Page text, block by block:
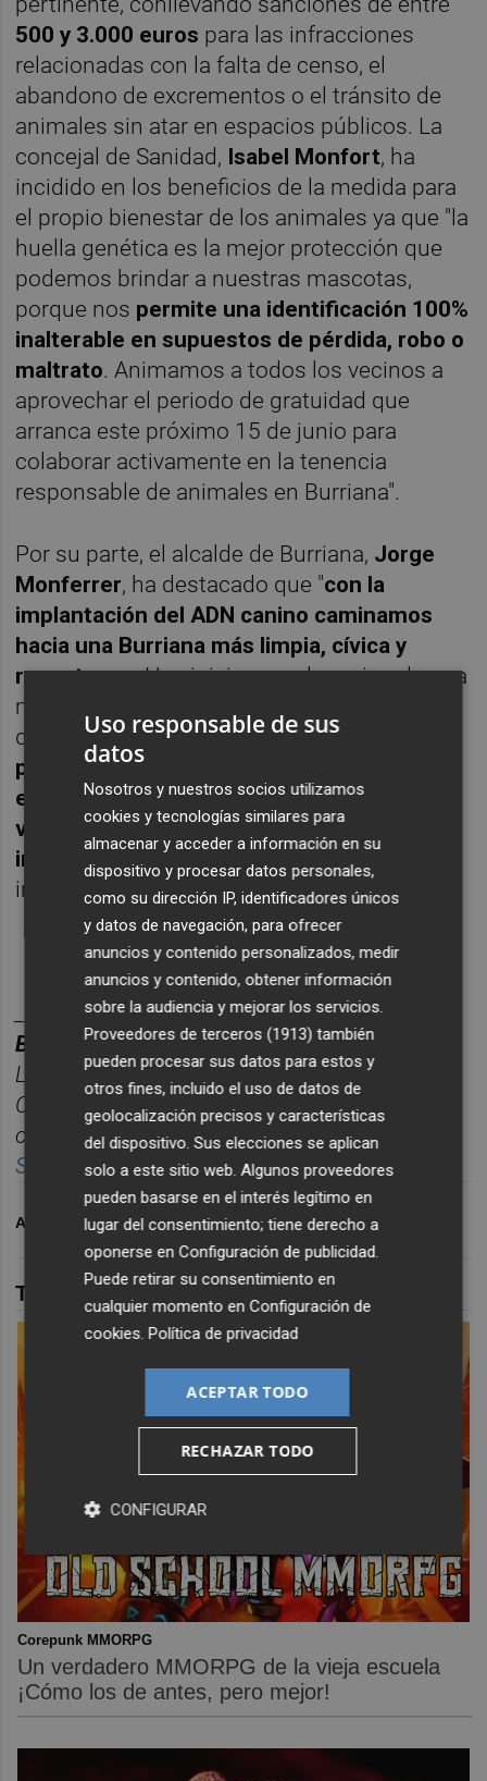
500 y 3.000 euros para las infracciones
relacionadas con la falta de censo, el
abandono de excrementos o el tránsito de
animales sin atar en espacios públicos. La
concejal de Sanidad, Isabel Monfort, ha
incidido en los beneficios de la medida para
el propio bienestar de los animales ya que "la
huella genética es la mejor protección que
podemos brindar a nuestras mascotas,
porque nos permite una identificación 100%
inalterable en supuestos de pérdida, robo o
maltrato. Animamos a todos los vecinos a
aprovechar el periodo de gratuidad que
arranca este próximo 15 de junio para
colaborar activamente en la tenencia
responsable de animales en Burriana".
Por su parte, el alcalde de Burriana, Jorge
Monferrer, ha destacado que "con la
implantación del ADN canino caminamos
hacia una Burriana más limpia, cívica y
respetuosa. Hoy iniciamos el camino de una
medida que asegura que todos podamos
disfrutar de unosespacios públicos en
perfectas condiciones y libres de
excrementos porque esta herramienta nos
va a permitir erradicar las conductas
incívicas
de unos pocos para lograr tener la
imagen de Burriana que todos queremos".
________
BOLET ÍNTITULARESCASTELLÓNPLAZA.
Las noticias más relevantes del día en
Castelló
, reunidas cada ma
ñana en un solo
correo para empezar el día informado.
Suscr
betegratis alboletín aquí.
ARCHIVADO EN BURRIANA ANIMALES
TAMBIÉN TE PUEDE INTERESAR
Corepunk MMORPG
Un verdadero MMORPG de la vieja escuela
¡Cómo los de antes, pero mejor!
Uso responsable de sus
datos
Nosotros y nuestros socios utilizamos
cookies y tecnologías similares para
almacenar y acceder a información en su
dispositivo y procesar datos personales,
como su dirección IP, identificadores únicos
y datos de navegación, para ofrecer
anuncios y contenido personalizados, medir
anuncios y contenido, obtener información
sobre la audiencia y mejorar los servicios.
Proveedores de terceros (1913) también
pueden procesar sus datos para estos y
otros fines, incluido el uso de datos de
geolocalización precisos y características
del dispositivo. Sus elecciones se aplican
solo a este sitio web. Algunos proveedores
pueden basarse en el interés legítimo en
lugar del consentimiento; tiene derecho a
oponerse enConfiguración de publicidad.
Puede retirar su consentimiento en
cualquier momento enConfiguración de
cookies.Política de privacidad
ACEPTAR TODO
RECHAZAR TODO
CONFIGURAR